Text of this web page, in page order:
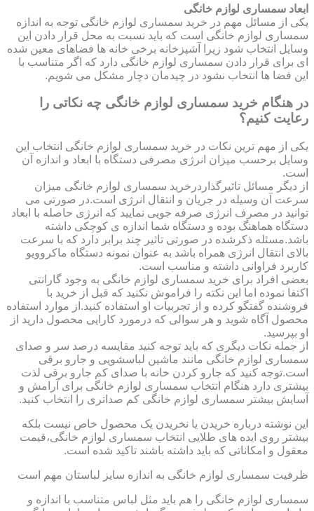
ابعاد سمساری لوازم خانگی
یکی از مسائل مهم در خرید سمساری لوازم خانگی توجه به اندازه
سمساری لوازم خانگی است که باید نسبت به محل قرار دادن این
وسایل انتخاب شود زیرا آشپزخانه برخی خانه ها فضاهای معین شده
ای برای قرار دادن سمساری لوازم خانگی دارد که اگر متناسب با
این فضا ها انتخاب نشود در چیدمان دچار مشکل می شویم.
در هنگام خرید سمساری لوازم خانگی چه نکاتی را
رعایت کنیم؟
یکی از مهم ترین نکات در خرید سمساری لوازم خانگی انتخاب این
وسایل برحسب میزان انرژی مصرفی دستگاه با ابعاد و اندازه آن
است.
از دیگر مسائل تاثیرگذاردرخرید سمساری لوازم خانگی میزان
سرعت آن وسیله در جریان و انتقال انرژی است.در صورتی می
توانید در مصرف انرژی صرفه جویی نمایید که انرژی حاصله با ابعاد
دستگاه هماهنگ بوده و دستگاه شما اندازه ی کوچکی داشته
باشد.مسئله ذکرشده در صورتی تاثیر چند برابر دارد که با سرعت
بالای انتقال انرژی همراه باشد به عنوان نمونه دستگاه ماکروویو
کاربرد فراوانی داشته و مناسب است.
بعضی افراد برای خرید سمساری لوازم خانگی به وجود گارانتی
اکتفا نموده اما این نکته را فراموش نکنید که قبل از خرید با
فروشنده گفتگو کرده و از تجربیات او استفاده کنید.از موارد استفاده
محصول آگاه شوید و هر سوالی که درمورد کارایی محصول دارید از
او بپرسید.
از جمله نکات دیگری که باید توجه کنید مقایسه درصد سر و صدای
سمساری لوازم خانگی مانند ماشین لباسشویی و جارو برقی
است.توجه کنید که جارو کردن خانه با صدای کم جارو برقی لذت
بیشتری دارد هنگام انتخاب سمساری لوازم خانگی برای آرامش و
آسایش بیشتر سمساری لوازم خانگی کم صداتری را انتخاب کنید.
این نوشته درباره خریدن یا نخریدن یک محصول خاص نیست بلکه
بیشتر روی ایده های طلایی انتخاب سمساری لوازم خانگی،قیمت
معقول و امکاناتی که باید داشته باشند تاکید شده است.
ظرفیت سمساری لوازم خانگی به اندازه سایز لباستان مهم است
سمساری لوازم خانگی را هم باید مثل لباس متناسب با اندازه و